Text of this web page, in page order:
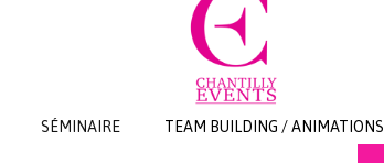
SÉMINAIRE TEAM BUILDING / ANIMATIONS